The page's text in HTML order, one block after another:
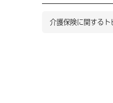
介護保険に関する